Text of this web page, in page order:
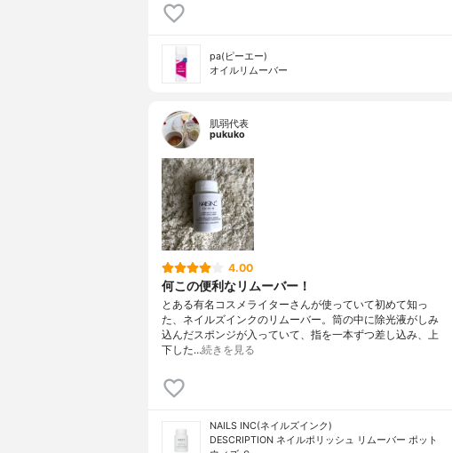
pa(ピーエー)
オイルリムーバー
肌弱代表
pukuko
4.00
何この便利なリムーバー！
とある有名コスメライターさんが使っていて初めて知っ
た、ネイルズインクのリムーバー。筒の中に除光液がしみ
込んだスポンジが入っていて、指を一本ずつ差し込み、上
下した…続きを見る
NAILS INC(ネイルズインク)
DESCRIPTION ネイルポリッシュ リムーバー ポット